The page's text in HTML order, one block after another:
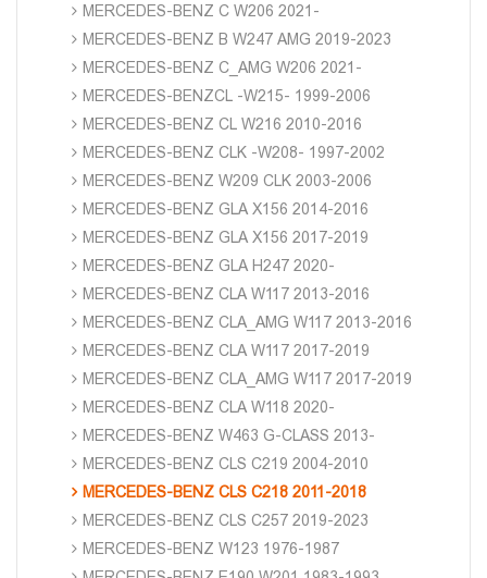
MERCEDES-BENZ C W206 2021-
MERCEDES-BENZ B W247 AMG 2019-2023
MERCEDES-BENZ C_AMG W206 2021-
MERCEDES-BENZCL -W215- 1999-2006
MERCEDES-BENZ CL W216 2010-2016
MERCEDES-BENZ CLK -W208- 1997-2002
MERCEDES-BENZ W209 CLK 2003-2006
MERCEDES-BENZ GLA X156 2014-2016
MERCEDES-BENZ GLA X156 2017-2019
MERCEDES-BENZ GLA H247 2020-
MERCEDES-BENZ CLA W117 2013-2016
MERCEDES-BENZ CLA_AMG W117 2013-2016
MERCEDES-BENZ CLA W117 2017-2019
MERCEDES-BENZ CLA_AMG W117 2017-2019
MERCEDES-BENZ CLA W118 2020-
MERCEDES-BENZ W463 G-CLASS 2013-
MERCEDES-BENZ CLS C219 2004-2010
MERCEDES-BENZ CLS C218 2011-2018
MERCEDES-BENZ CLS C257 2019-2023
MERCEDES-BENZ W123 1976-1987